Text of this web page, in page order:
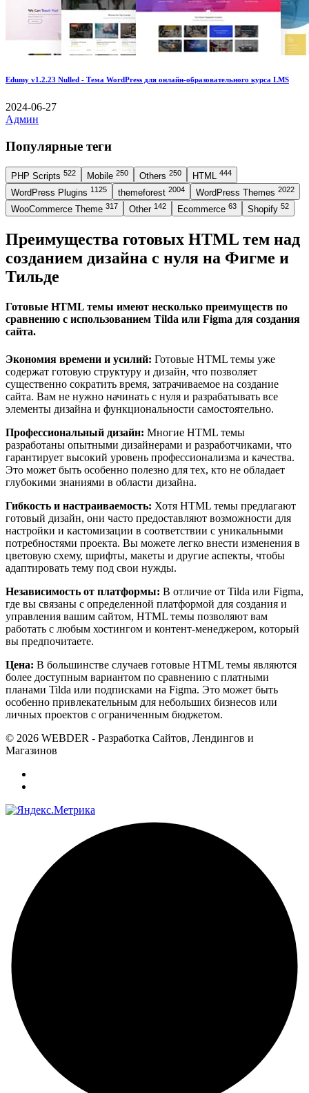
Edumy v1.2.23 Nulled - Тема WordPress для онлайн-образовательного курса LMS
2024-06-27
Админ
Популярные теги
PHP Scripts 522 Mobile 250 Others 250 HTML 444
WordPress Plugins 1125 themeforest 2004 WordPress Themes 2022
WooCommerce Theme 317 Other 142 Ecommerce 63 Shopify 52
Преимущества готовых HTML тем над
созданием дизайна с нуля на Фигме и
Тильде
Готовые HTML темы имеют несколько преимуществ по
сравнению с использованием Tilda или Figma для создания
сайта.
Экономия времени и усилий: Готовые HTML темы уже
содержат готовую структуру и дизайн, что позволяет
существенно сократить время, затрачиваемое на создание
сайта. Вам не нужно начинать с нуля и разрабатывать все
элементы дизайна и функциональности самостоятельно.
Профессиональный дизайн: Многие HTML темы
разработаны опытными дизайнерами и разработчиками, что
гарантирует высокий уровень профессионализма и качества.
Это может быть особенно полезно для тех, кто не обладает
глубокими знаниями в области дизайна.
Гибкость и настраиваемость: Хотя HTML темы предлагают
готовый дизайн, они часто предоставляют возможности для
настройки и кастомизации в соответствии с уникальными
потребностями проекта. Вы можете легко внести изменения в
цветовую схему, шрифты, макеты и другие аспекты, чтобы
адаптировать тему под свои нужды.
Независимость от платформы: В отличие от Tilda или Figma,
где вы связаны с определенной платформой для создания и
управления вашим сайтом, HTML темы позволяют вам
работать с любым хостингом и контент-менеджером, который
вы предпочитаете.
Цена: В большинстве случаев готовые HTML темы являются
более доступным вариантом по сравнению с платными
планами Tilda или подписками на Figma. Это может быть
особенно привлекательным для небольших бизнесов или
личных проектов с ограниченным бюджетом.
© 2026 WEBDER - Разработка Сайтов, Лендингов и
Магазинов